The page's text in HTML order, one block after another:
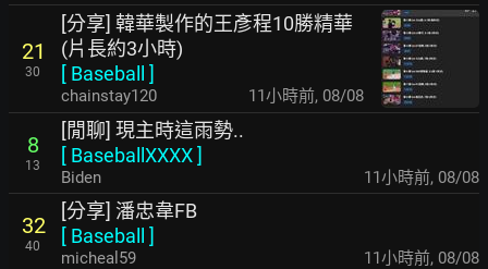
21
30
[分享] 韓華製作的王彥程10勝精華
(片長約3小時)
[ Baseball ]
chainstay120 11小時前, 08/08
8
13
[閒聊] 現主時這雨勢..
[ BaseballXXXX]
Biden 11小時前, 08/08
32
40
[分享] 潘忠韋FB
[ Baseball ]
micheal59 11小時前, 08/08